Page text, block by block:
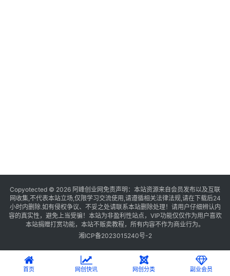
Copyotected © 2026 阿峰创业网 免责声明：本站资源来自会员发布以及互联
网收集,不代表本站立场,仅限学习交流使用,请遵循相关法律法规,请在下载后24
小时内删除.如有侵权争议、不妥之处请联系本站删除处理！请用户仔细辨认内
容的真实性，避免上当受骗！本站为非盈利性站点，VIP功能仅仅作为用户喜欢
本站捐赠打赏功能，本站不贩卖教程，所有内容不作为商业行为。
湘ICP备2023015240号-2
首页 网创快讯 网创分类 副业会员